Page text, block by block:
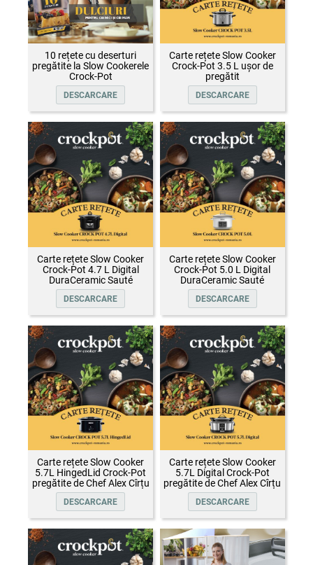
10 rețete cu deserturi
pregătite la Slow Cookerele
Crock-Pot
DESCARCARE
Carte rețete Slow Cooker
Crock-Pot 3.5 L ușor de
pregătit
DESCARCARE
Carte rețete Slow Cooker
Crock-Pot 4.7 L Digital
DuraCeramic Sauté
DESCARCARE
Carte rețete Slow Cooker
Crock-Pot 5.0 L Digital
DuraCeramic Sauté
DESCARCARE
Carte rețete Slow Cooker
5.7L HingedLid Crock-Pot
pregătite de Chef Alex Cîrțu
DESCARCARE
Carte rețete Slow Cooker
5.7L Digital Crock-Pot
pregătite de Chef Alex Cîrțu
DESCARCARE